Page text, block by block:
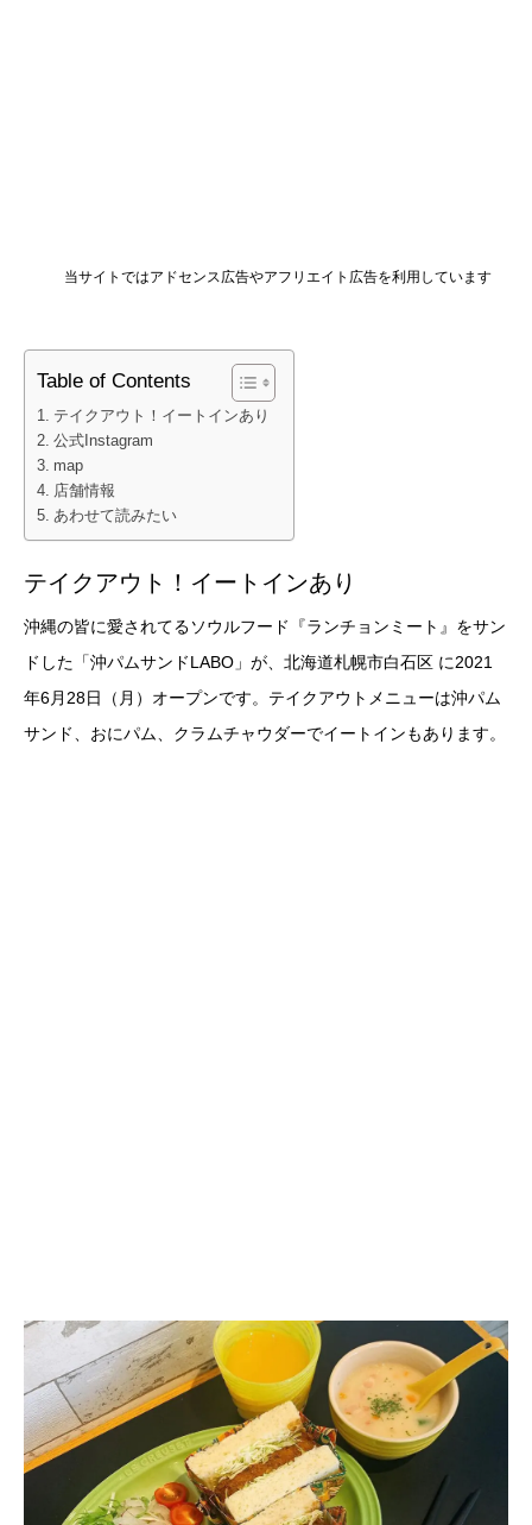
当サイトではアドセンス広告やアフリエイト広告を利用しています
Table of Contents
テイクアウト！イートインあり
公式Instagram
map
店舗情報
あわせて読みたい
テイクアウト！イートインあり
沖縄の皆に愛されてるソウルフード『ランチョンミート』をサン
ドした「沖パムサンドLABO」が、北海道札幌市白石区 に2021
年6月28日（月）オープンです。テイクアウトメニューは沖パム
サンド、おにパム、クラムチャウダーでイートインもあります。